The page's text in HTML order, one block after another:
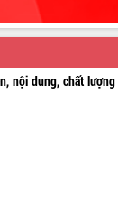
nội dung, chất